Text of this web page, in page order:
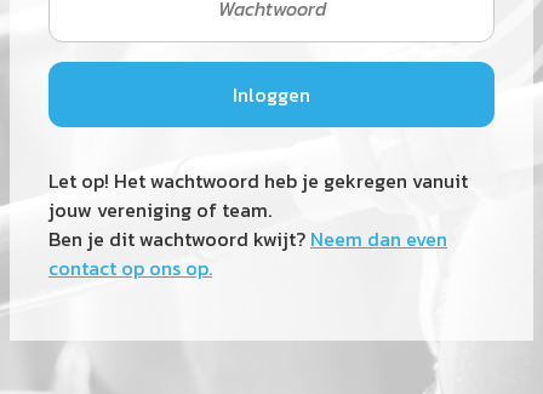
Let op! Het wachtwoord heb je gekregen vanuit
jouw vereniging of team.
Ben je dit wachtwoord kwijt? Neem dan even
contact op ons op.